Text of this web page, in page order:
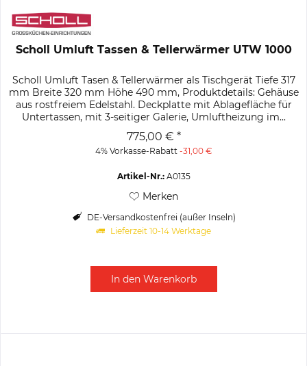
Scholl Umluft Tassen & Tellerwärmer UTW 1000
Scholl Umluft Tasen & Tellerwärmer als Tischgerät Tiefe 317
mm Breite 320 mm Höhe 490 mm, Produktdetails: Gehäuse
aus rostfreiem Edelstahl. Deckplatte mit Ablagefläche für
Untertassen, mit 3-seitiger Galerie, Umluftheizung im...
775,00 € *
4% Vorkasse-Rabatt -31,00 €
Artikel-Nr.:A0135
Merken
DE-Versandkostenfrei (außer Inseln)
Lieferzeit 10-14 Werktage
In den Warenkorb